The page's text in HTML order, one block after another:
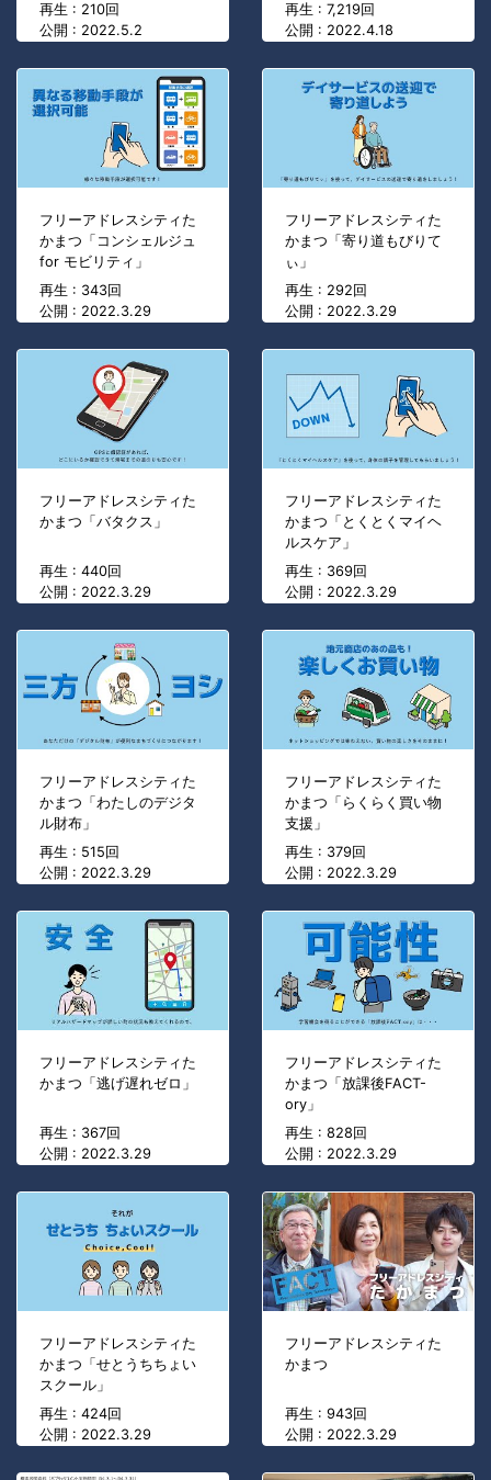
再生 : 210回
公開 : 2022.5.2
再生 : 7,219回
公開 : 2022.4.18
フリーアドレスシティた
かまつ「コンシェルジュ
for モビリティ」
再生 : 343回
公開 : 2022.3.29
フリーアドレスシティた
かまつ「寄り道もびりて
ぃ」
再生 : 292回
公開 : 2022.3.29
フリーアドレスシティた
かまつ「バタクス」
再生 : 440回
公開 : 2022.3.29
フリーアドレスシティた
かまつ「とくとくマイヘ
ルスケア」
再生 : 369回
公開 : 2022.3.29
フリーアドレスシティた
かまつ「わたしのデジタ
ル財布」
再生 : 515回
公開 : 2022.3.29
フリーアドレスシティた
かまつ「らくらく買い物
支援」
再生 : 379回
公開 : 2022.3.29
フリーアドレスシティた
かまつ「逃げ遅れゼロ」
再生 : 367回
公開 : 2022.3.29
フリーアドレスシティた
かまつ「放課後FACT-
ory」
再生 : 828回
公開 : 2022.3.29
フリーアドレスシティた
かまつ「せとうちちょい
スクール」
再生 : 424回
公開 : 2022.3.29
フリーアドレスシティた
かまつ
再生 : 943回
公開 : 2022.3.29